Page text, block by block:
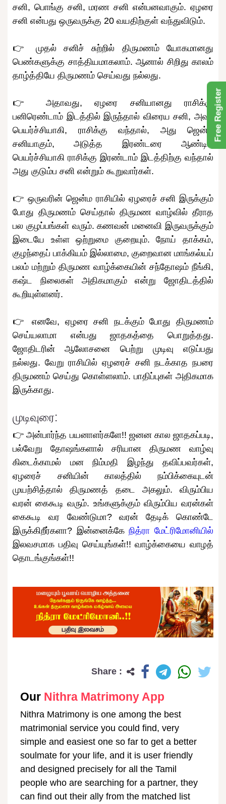
Free Register
சனி, பொங்கு சனி, மரண சனி என்பனவாகும். ஏழரை
சனி என்பது ஒருவருக்கு 20 வயதிற்குள் வந்துவிடும்.
👉 முதல் சனிச் சுற்றில் திருமணம் யோகமானது
பெண்களுக்கு சாத்தியமாகலாம். ஆனால் சிறிது காலம்
தாழ்த்தியே திருமணம் செய்வது நல்லது.
👉 அதாவது, ஏழரை சனியானது ராசிக்கு
பனிரெண்டாம் இடத்தில் இருந்தால் விரைய சனி, அவர்
பெயர்ச்சியாகி, ராசிக்கு வந்தால், அது ஜென்ம
சனியாகும், அடுத்த இரண்டரை ஆண்டில்
பெயர்ச்சியாகி ராசிக்கு இரண்டாம் இடத்திற்கு வந்தால்
அது குடும்ப சனி என்றும் கூறுவார்கள்.
👉 ஒருவரின் ஜென்ம ராசியில் ஏழரைச் சனி இருக்கும்
போது திருமணம் செய்தால் திருமண வாழ்வில் தீராத
பல குழப்பங்கள் வரும். கணவன் மனைவி இருவருக்கும்
இடையே உள்ள ஒற்றுமை குறையும். நோய் தாக்கம்,
குழந்தைப் பாக்கியம் இல்லாமை, குறைவான மாங்கல்யப்
பலம் மற்றும் திருமண வாழ்க்கையின் சந்தோஷம் நீங்கி,
கஷ்ட நிலைகள் அதிகமாகும் என்று ஜோதிடத்தில்
கூறியுள்ளனர்.
👉 எனவே, ஏழரை சனி நடக்கும் போது திருமணம்
செய்யலாமா என்பது ஜாதகத்தை பொறுத்தது.
ஜோதிடரின் ஆலோசனை பெற்று முடிவு எடுப்பது
நல்லது. வேறு ராசியில் ஏழரைச் சனி நடக்காத நபரை
திருமணம் செய்து கொள்ளலாம். பாதிப்புகள் அதிகமாக
இருக்காது.
முடிவுரை:
👉 அன்பார்ந்த பயனாளர்களே!! ஜனன கால ஜாதகப்படி,
பல்வேறு தோஷங்களால் சரியான திருமண வாழ்வு
கிடைக்காமல் மன நிம்மதி இழந்து தவிப்பவர்கள்,
ஏழரைச் சனியின் காலத்தில் நம்பிக்கையுடன்
முயற்சித்தால் திருமணத் தடை அகலும். விரும்பிய
வரன் கைகூடி வரும். உங்களுக்கும் விரும்பிய வரன்கள்
கைகூடி வர வேண்டுமா? வரன் தேடிக் கொண்டே
இருக்கிறீர்களா? இன்னைக்கேநித்ரா மேட்ரிமோனியில்
இலவசமாக பதிவு செய்யுங்கள்!! வாழ்க்கையை வாழத்
தொடங்குங்கள்!!
Share :
Our Nithra Matrimony App
Nithra Matrimony is one among the best
matrimonial service you could find, very
simple and easiest one so far to get a better
soulmate for your life, and it is user friendly
and designed precisely for all the Tamil
people who are searching for a partner, they
can find out their ally from the matched list